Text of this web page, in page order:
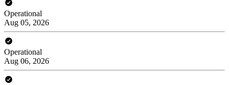
Operational
Aug 05, 2026
Operational
Aug 06, 2026